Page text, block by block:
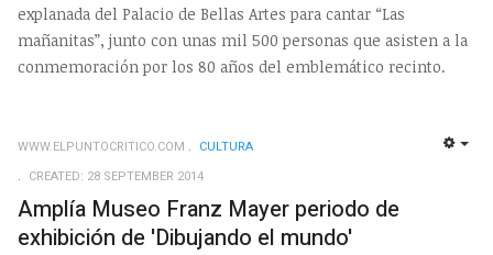
explanada del Palacio de Bellas Artes para cantar “Las
mañanitas”, junto con unas mil 500 personas que asisten a la
conmemoración por los 80 años del emblemático recinto.
WWW.ELPUNTOCRITICO.COM
CULTURA
CREATED: 28 SEPTEMBER 2014
Amplía Museo Franz Mayer periodo de
exhibición de 'Dibujando el mundo'